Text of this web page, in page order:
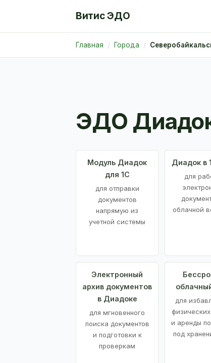
Витис ЭДО
Главная Города
ЭДО
Модуль Диадок
для 1С
для отправки
документов
напрямую из
учетной системы
Диадок в
для
облачной
Электронный
архив документов
в Диадоке
для мгновенного
поиска документов
и подготовки к
проверкам
для
и аренды
под